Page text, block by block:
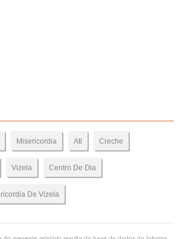
Misericordia Atl Creche
Vizela Centro De Dia
De Vizela